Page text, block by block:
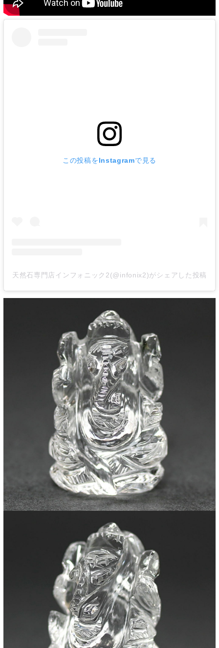
この投稿をInstagramで見る
天然石専門店インフォニック2(@infonix2)がシェアした投稿